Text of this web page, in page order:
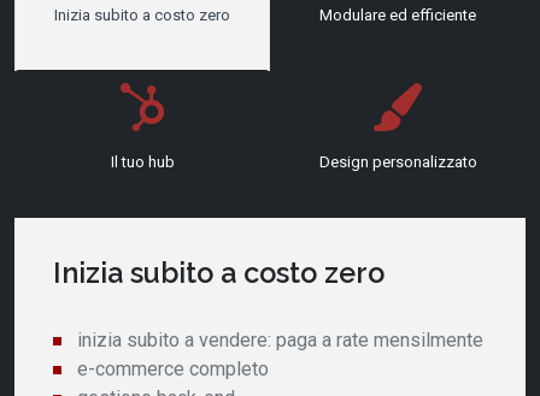
Inizia subito a costo zero Modulare ed efficiente
Il tuo hub Design personalizzato
Inizia subito a costo zero
inizia subito a vendere: paga a rate mensilmente
e-commerce completo